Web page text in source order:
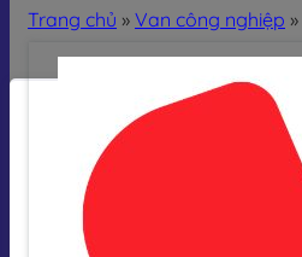
Trang chủ » Van công nghiệp »